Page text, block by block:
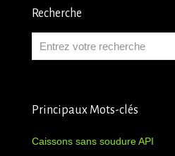
Recherche
Principaux Mots-clés
Caissons sans soudure API